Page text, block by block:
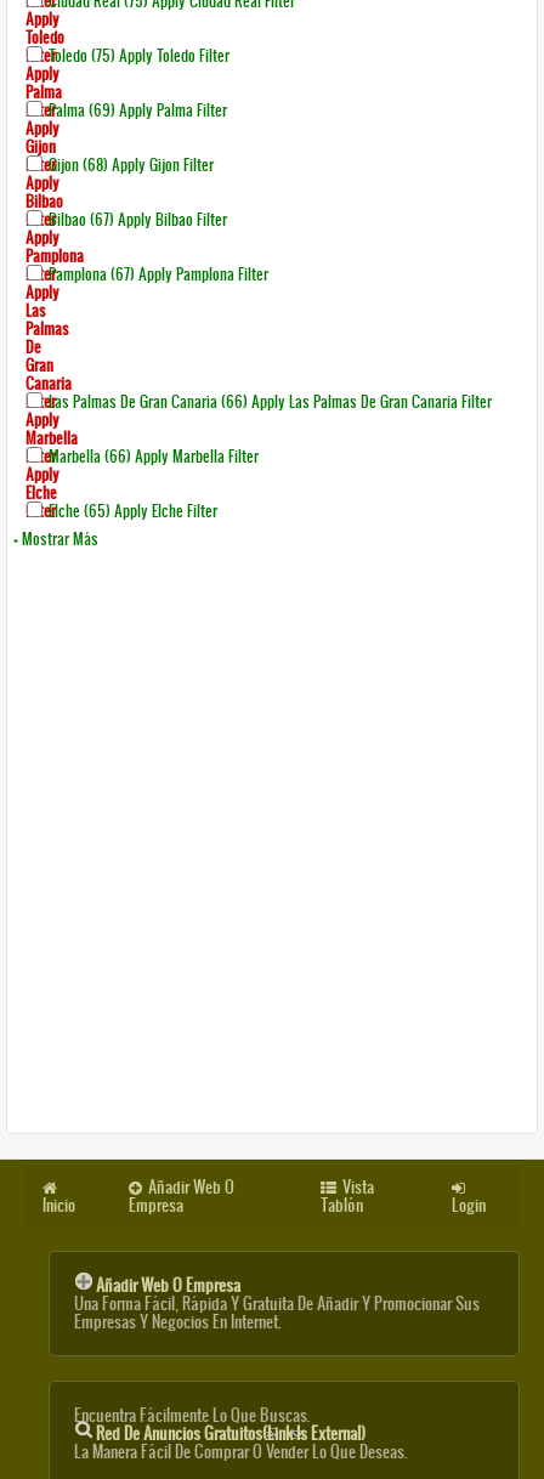
Apply
Toledo
FilterToledo (75) Apply Toledo Filter
Apply
Palma
FilterPalma (69) Apply Palma Filter
Apply
Gijon
FilterGijon (68) Apply Gijon Filter
Apply
Bilbao
FilterBilbao (67) Apply Bilbao Filter
Apply
Pamplona
FilterPamplona (67) Apply Pamplona Filter
Apply
Las
Palmas
De
Gran
Canaria
FilterLas Palmas De Gran Canaria (66) Apply Las Palmas De Gran Canaria Filter
Apply
Marbella
FilterMarbella (66) Apply Marbella Filter
Apply
Elche
FilterElche (65) Apply Elche Filter
+ Mostrar Más
Inicio
Añadir Web O
Empresa
Vista
Tablón Login
Añadir Web O Empresa
Una Forma Fácil, Rápida Y Gratuita De Añadir Y Promocionar Sus
Empresas Y Negocios En Internet.
Encuentra Fácilmente Lo Que Buscas.
Red De Anuncios Gratuitos(link Is External)
La Manera Fácil De Comprar O Vender Lo Que Deseas.